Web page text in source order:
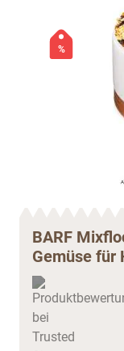
%
BARF
Gemüse für